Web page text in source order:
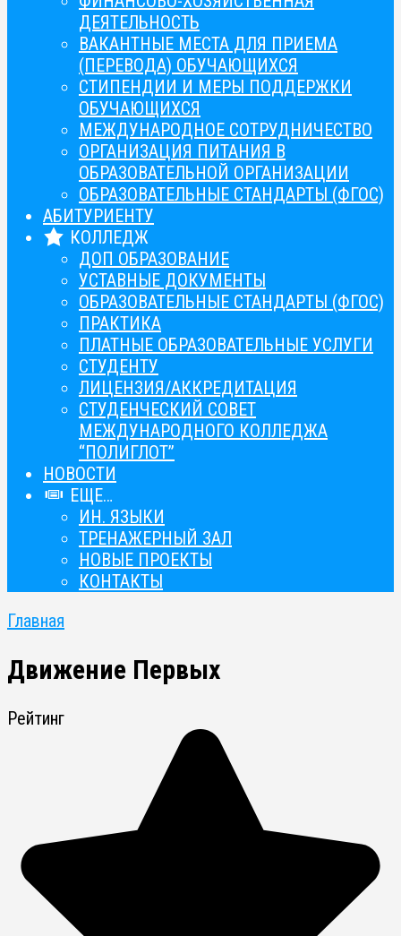
ДЕЯТЕЛЬНОСТЬ
ВАКАНТНЫЕ МЕСТА ДЛЯ ПРИЕМА
(ПЕРЕВОДА) ОБУЧАЮЩИХСЯ
СТИПЕНДИИ И МЕРЫ ПОДДЕРЖКИ
ОБУЧАЮЩИХСЯ
МЕЖДУНАРОДНОЕ СОТРУДНИЧЕСТВО
ОРГАНИЗАЦИЯ ПИТАНИЯ В
ОБРАЗОВАТЕЛЬНОЙ ОРГАНИЗАЦИИ
ОБРАЗОВАТЕЛЬНЫЕ СТАНДАРТЫ (ФГОС)
АБИТУРИЕНТУ
КОЛЛЕДЖ
ДОП ОБРАЗОВАНИЕ
УСТАВНЫЕ ДОКУМЕНТЫ
ОБРАЗОВАТЕЛЬНЫЕ СТАНДАРТЫ (ФГОС)
ПРАКТИКА
ПЛАТНЫЕ ОБРАЗОВАТЕЛЬНЫЕ УСЛУГИ
СТУДЕНТУ
ЛИЦЕНЗИЯ/АККРЕДИТАЦИЯ
СТУДЕНЧЕСКИЙ СОВЕТ
МЕЖДУНАРОДНОГО КОЛЛЕДЖА
“ПОЛИГЛОТ”
НОВОСТИ
ЕЩЕ…
ИН. ЯЗЫКИ
ТРЕНАЖЕРНЫЙ ЗАЛ
НОВЫЕ ПРОЕКТЫ
КОНТАКТЫ
Главная
Движение Первых
Рейтинг